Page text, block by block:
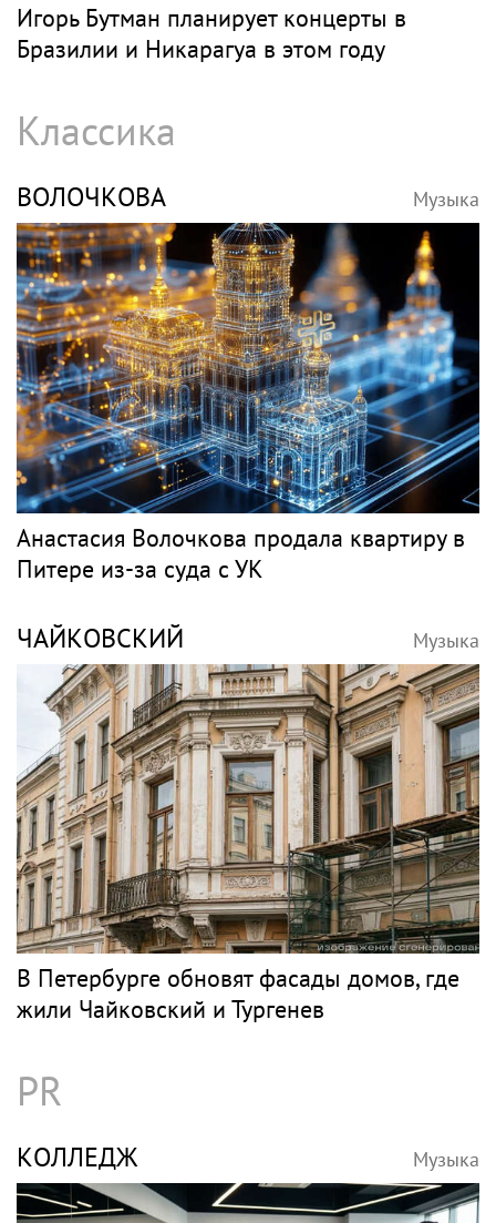
Игорь Бутман планирует концерты в
Бразилии и Никарагуа в этом году
Классика
ВОЛОЧКОВА Музыка
Анастасия Волочкова продала квартиру в
Питере из-за суда с УК
ЧАЙКОВСКИЙ Музыка
В Петербурге обновят фасады домов, где
жили Чайковский и Тургенев
PR
КОЛЛЕДЖ Музыка